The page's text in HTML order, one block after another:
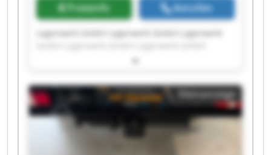
Preisinfo Anrufen
Lagerwerk GmbH Lagerwerk GmbH Lagerwerk
Lagerwerk GmbH Lagerwerk GmbH Lagerwerk
Lagerwerk GmbH Lagerwerk GmbH Lagerwerk
GmbH Lagerwerk GmbH Lagerwerk GmbH
Lagerwerk GmbH Lagerwerk GmbH Lagerwerk
GmbH Lagerwerk GmbH Lagerwerk GmbH
Kleinanzeige